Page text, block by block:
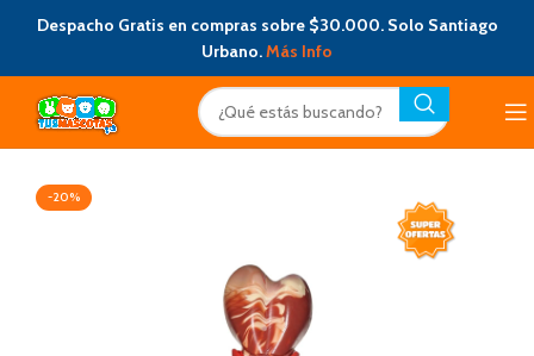
Despacho Gratis en compras sobre $30.000. Solo Santiago
Urbano.Más Info
-20%